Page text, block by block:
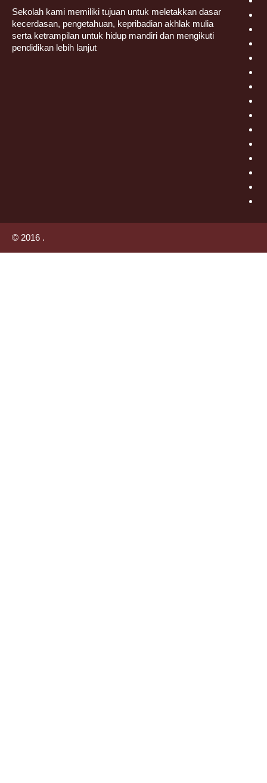
Sekolah kami memiliki tujuan untuk meletakkan dasar
kecerdasan, pengetahuan, kepribadian akhlak mulia
serta ketrampilan untuk hidup mandiri dan mengikuti
pendidikan lebih lanjut
© 2016 .